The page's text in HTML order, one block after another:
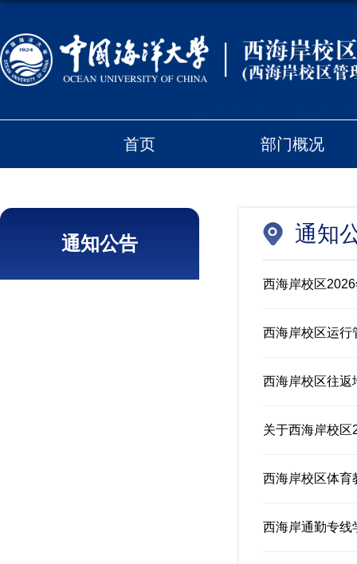
首页 部门概况
通知公告 通知
西海岸校区
西海岸校区运行
西海岸校区往返
关于西海岸校
西海岸校区体育
西海岸通勤专线